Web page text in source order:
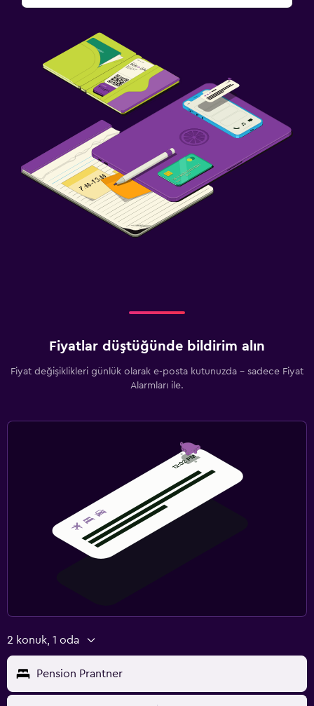
Fiyatlar düştüğünde bildirim alın
Fiyat değişiklikleri günlük olarak e-posta kutunuzda - sadece Fiyat
Alarmları ile.
2 konuk, 1 oda
Pension Prantner